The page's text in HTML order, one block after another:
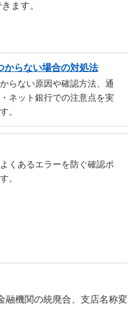
ます。
からない場合の対処法
らない原因や確認方法、通
ネット銀行での注意点を実
。
くあるエラーを防ぐ確認ポ
。
融機関の統廃合、支店名称変